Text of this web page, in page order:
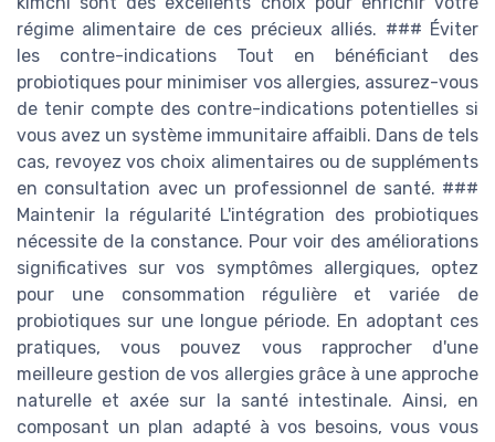
régime alimentaire de ces précieux alliés. ### Éviter
les contre-indications Tout en bénéficiant des
probiotiques pour minimiser vos allergies, assurez-vous
de tenir compte des contre-indications potentielles si
vous avez un système immunitaire affaibli. Dans de tels
cas, revoyez vos choix alimentaires ou de suppléments
en consultation avec un professionnel de santé. ###
Maintenir la régularité L'intégration des probiotiques
nécessite de la constance. Pour voir des améliorations
significatives sur vos symptômes allergiques, optez
pour une consommation régulière et variée de
probiotiques sur une longue période. En adoptant ces
pratiques, vous pouvez vous rapprocher d'une
meilleure gestion de vos allergies grâce à une approche
naturelle et axée sur la santé intestinale. Ainsi, en
composant un plan adapté à vos besoins, vous vous